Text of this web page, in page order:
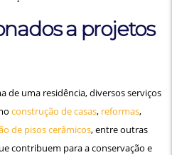
a projetos
de uma residência, diversos serviços
construção de casas, reformas,
de pisos cerâmicos, entre outras
contribuem para a conservação e